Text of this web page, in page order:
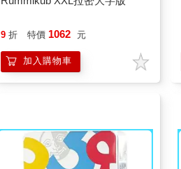
9 折 特價 1062 元
加入購物車